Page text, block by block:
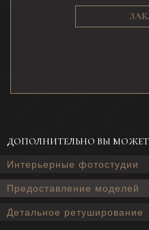
ДОПОЛНИТЕЛЬНО ВЫ
Интерьерные фотостудии
Предоставление моделей
Детальное ретуширование